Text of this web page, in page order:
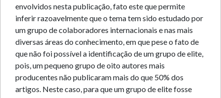
envolvidos nesta publicação, fato este que permite
inferir razoavelmente que o tema tem sido estudado por
um grupo de colaboradores internacionais e nas mais
diversas áreas do conhecimento, em que pese o fato de
que não foi possível a identificação de um grupo de elite,
pois, um pequeno grupo de oito autores mais
producentes não publicaram mais do que 50% dos
artigos. Neste caso, para que um grupo de elite fosse